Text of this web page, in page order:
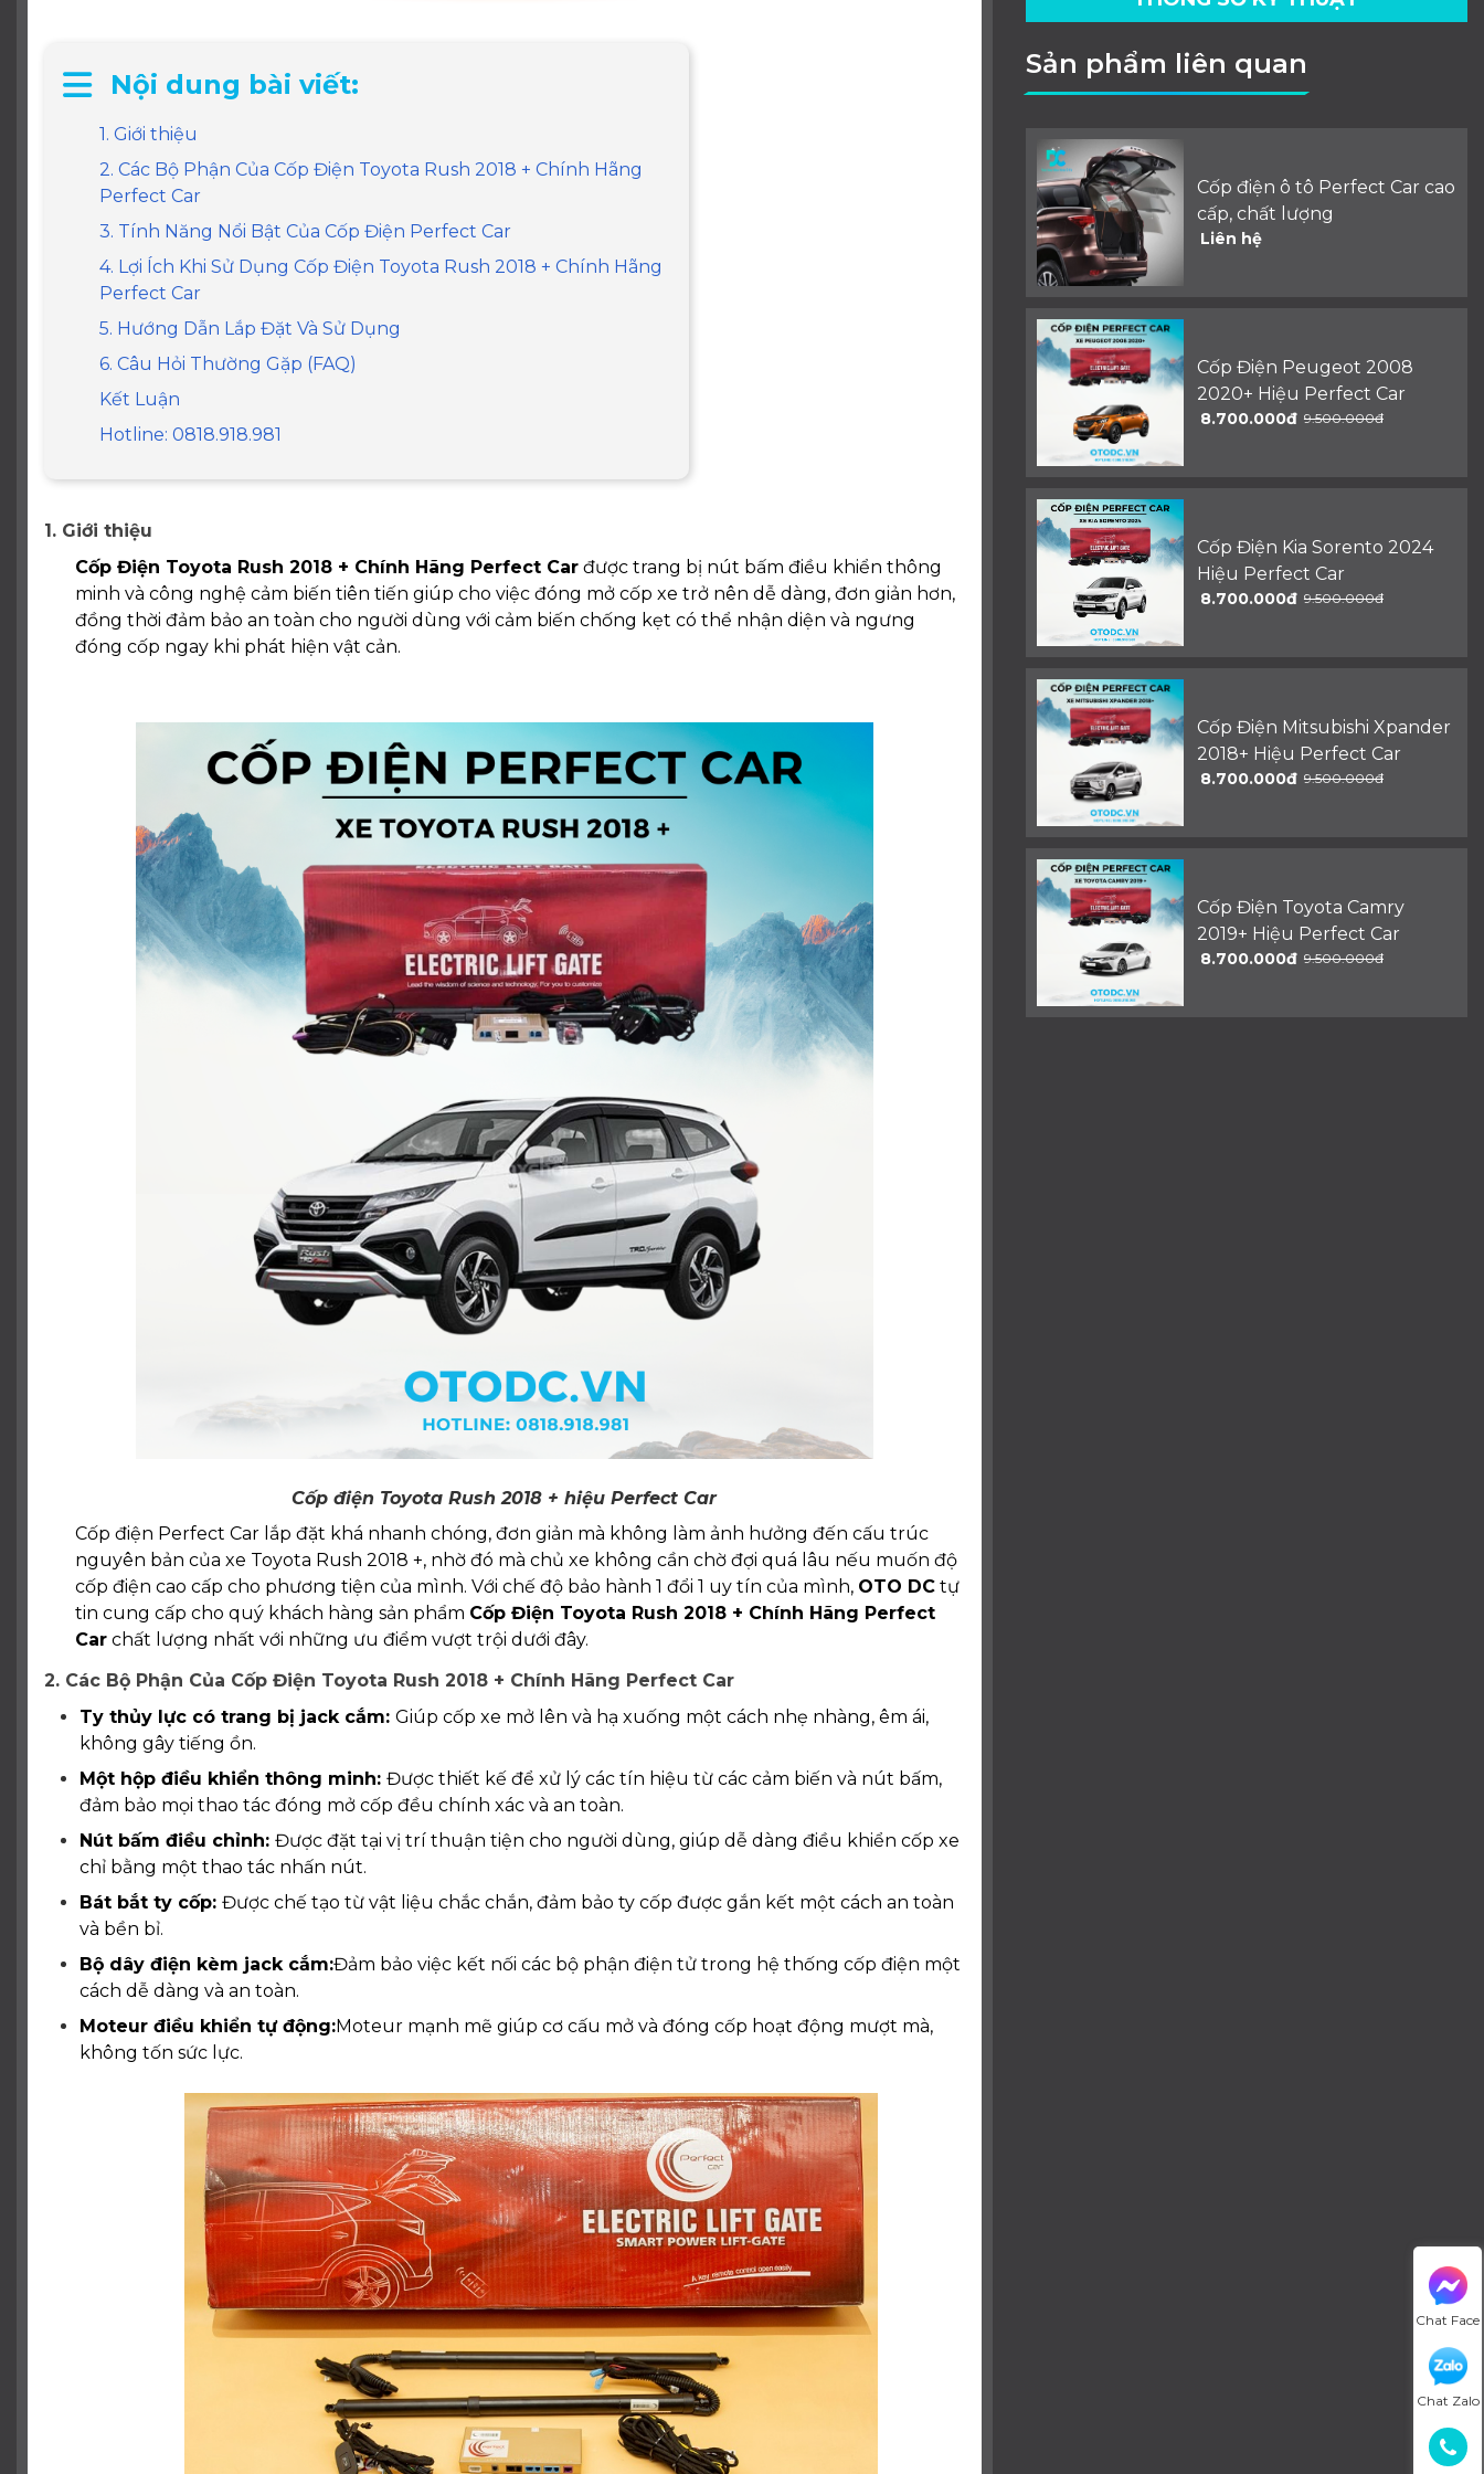
Chat Face
Chat Zalo
Nội dung bài viết:
1. Giới thiệu
2. Các Bộ Phận Của Cốp Điện Toyota Rush 2018 + Chính Hãng
Perfect Car
3. Tính Năng Nổi Bật Của Cốp Điện Perfect Car
4. Lợi Ích Khi Sử Dụng Cốp Điện Toyota Rush 2018 + Chính Hãng
Perfect Car
5. Hướng Dẫn Lắp Đặt Và Sử Dụng
6. Câu Hỏi Thường Gặp (FAQ)
Kết Luận
Hotline: 0818.918.981
1. Giới thiệu
Cốp Điện Toyota Rush 2018 + Chính Hãng Perfect Car được trang bị nút bấm điều khiển thông
minh và công nghệ cảm biến tiên tiến giúp cho việc đóng mở cốp xe trở nên dễ dàng, đơn giản hơn,
đồng thời đảm bảo an toàn cho người dùng với cảm biến chống kẹt có thể nhận diện và ngưng
đóng cốp ngay khi phát hiện vật cản.
Cốp điện Toyota Rush 2018 + hiệu Perfect Car
Cốp điện Perfect Car lắp đặt khá nhanh chóng, đơn giản mà không làm ảnh hưởng đến cấu trúc
nguyên bản của xe Toyota Rush 2018 +, nhờ đó mà chủ xe không cần chờ đợi quá lâu nếu muốn độ
cốp điện cao cấp cho phương tiện của mình. Với chế độ bảo hành 1 đổi 1 uy tín của mình, OTO DC tự
tin cung cấp cho quý khách hàng sản phẩm Cốp Điện Toyota Rush 2018 + Chính Hãng Perfect
Car chất lượng nhất với những ưu điểm vượt trội dưới đây.
2. Các Bộ Phận Của Cốp Điện Toyota Rush 2018 + Chính Hãng Perfect Car
Ty thủy lực có trang bị jack cắm: Giúp cốp xe mở lên và hạ xuống một cách nhẹ nhàng, êm ái,
không gây tiếng ồn.
Một hộp điều khiển thông minh: Được thiết kế để xử lý các tín hiệu từ các cảm biến và nút bấm,
đảm bảo mọi thao tác đóng mở cốp đều chính xác và an toàn.
Nút bấm điều chỉnh: Được đặt tại vị trí thuận tiện cho người dùng, giúp dễ dàng điều khiển cốp xe
chỉ bằng một thao tác nhấn nút.
Bát bắt ty cốp: Được chế tạo từ vật liệu chắc chắn, đảm bảo ty cốp được gắn kết một cách an toàn
và bền bỉ.
Bộ dây điện kèm jack cắm:Đảm bảo việc kết nối các bộ phận điện tử trong hệ thống cốp điện một
cách dễ dàng và an toàn.
Moteur điều khiển tự động:Moteur mạnh mẽ giúp cơ cấu mở và đóng cốp hoạt động mượt mà,
không tốn sức lực.
Sản phẩm liên quan
Cốp điện ô tô Perfect Car cao
cấp, chất lượng
Liên hệ
Cốp Điện Peugeot 2008
2020+ Hiệu Perfect Car
8.700.000đ 9.500.000đ
Cốp Điện Kia Sorento 2024
Hiệu Perfect Car
8.700.000đ 9.500.000đ
Cốp Điện Mitsubishi Xpander
2018+ Hiệu Perfect Car
8.700.000đ 9.500.000đ
Cốp Điện Toyota Camry
2019+ Hiệu Perfect Car
8.700.000đ 9.500.000đ